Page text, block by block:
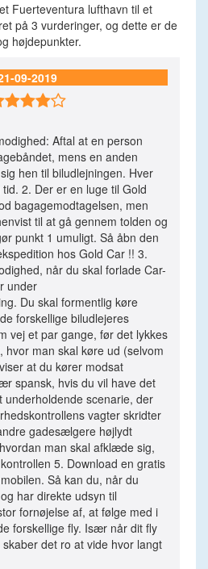
Fuerteventura lufthavn til et
på 3 vurderinger, og dette er de
højdepunkter.
09-2019
Aftal at en person
mens en anden
hen til biludlejningen. Hver
2. Der er en luge til Gold
bagagemodtagelsen, men
til at gå gennem tolden og
punkt 1 umuligt. Så åbn den
hos Gold Car !! 3.
når du skal forlade Car-
under
Du skal formentlig køre
forskellige biludlejeres
vej et par gange, før det lykkes
hvor man skal køre ud (selvom
at du kører modsat
spansk, hvis du vil have det
underholdende scenarie, der
vagter skridter
gadesælgere højlydt
man skal afklæde sig,
5. Download en gratis
Så kan du, når du
har direkte udsyn til
fornøjelse af, at følge med i
forskellige fly. Især når dit fly
det ro at vide hvor langt